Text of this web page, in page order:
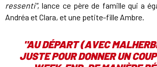
ressenti", lance ce père de famille qui a
Andréa et Clara, et une petite-fille Ambre.
"AU DÉPART (AVEC
JUSTE POUR DONNER UN